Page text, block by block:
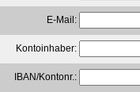
E-Mail:
Kontoinhaber:
IBAN/Kontonr.: